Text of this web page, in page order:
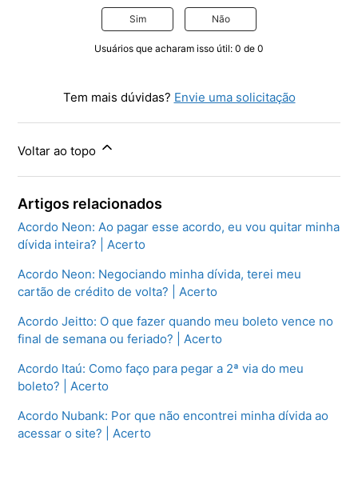
Sim Não
Usuários que acharam isso útil: 0 de 0
Tem mais dúvidas? Envie uma solicitação
Voltar ao topo
Artigos relacionados
Acordo Neon: Ao pagar esse acordo, eu vou quitar minha
dívida inteira? | Acerto
Acordo Neon: Negociando minha dívida, terei meu
cartão de crédito de volta? | Acerto
Acordo Jeitto: O que fazer quando meu boleto vence no
final de semana ou feriado? | Acerto
Acordo Itaú: Como faço para pegar a 2ª via do meu
boleto? | Acerto
Acordo Nubank: Por que não encontrei minha dívida ao
acessar o site? | Acerto